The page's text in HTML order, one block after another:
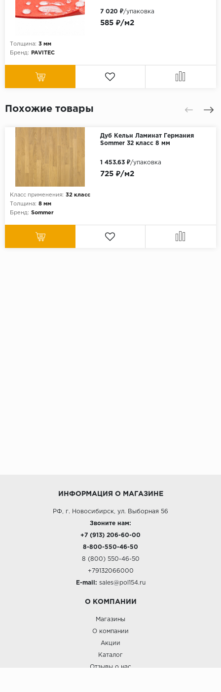
Толщина: 3 мм
Бренд:
PAVITEC
585 ₽/м2
7 020 ₽/упаковка
Похожие товары
Дуб Кельн Ламинат Германия
Sommer 32 класс 8 мм
Класс применения: 32 класс
Толщина: 8 мм
Бренд: Sommer
725 ₽/м2
1 453.63 ₽/упаковка
ИНФОРМАЦИЯ О МАГАЗИНЕ
РФ, г. Новосибирск, ул. Выборная 56
Звоните нам:
+7 (913) 206-60-00
8-800-550-46-50
8 (800) 550-46-50
+79132066000
E-mail: sales@pol154.ru
О КОМПАНИИ
Магазины
О компании
Акции
Каталог
Отзывы о нас